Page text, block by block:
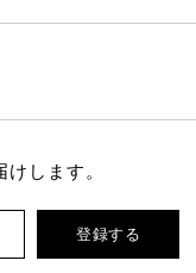
します。
登録する